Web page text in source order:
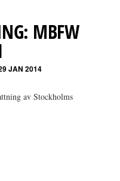
MBFW
JAN 2014
av Stockholms